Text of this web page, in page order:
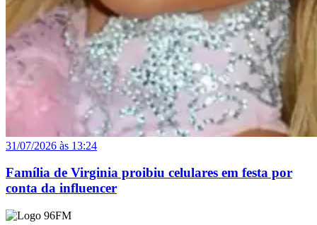
31/07/2026 às 13:24
Família de Virginia proibiu celulares em festa por
conta da influencer